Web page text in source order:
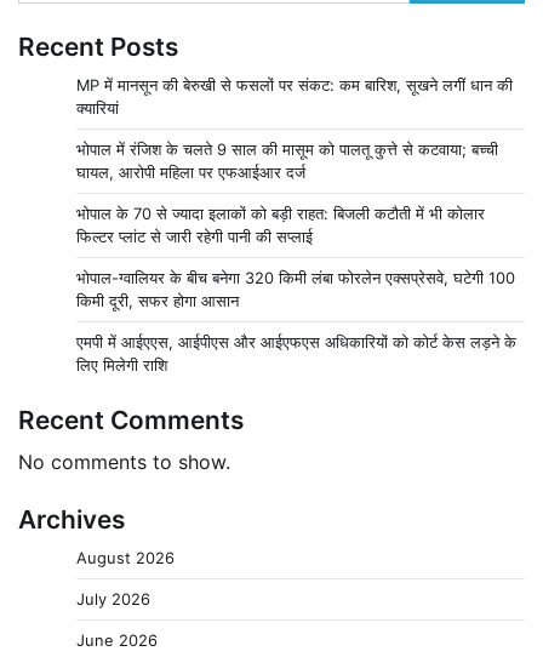
Recent Posts
MP में मानसून की बेरुखी से फसलों पर संकट: कम बारिश, सूखने लगीं धान की
क्यारियां
भोपाल में रंजिश के चलते 9 साल की मासूम को पालतू कुत्ते से कटवाया; बच्ची
घायल, आरोपी महिला पर एफआईआर दर्ज
भोपाल के 70 से ज्यादा इलाकों को बड़ी राहत: बिजली कटौती में भी कोलार
फिल्टर प्लांट से जारी रहेगी पानी की सप्लाई
भोपाल-ग्वालियर के बीच बनेगा 320 किमी लंबा फोरलेन एक्सप्रेसवे, घटेगी 100
किमी दूरी, सफर होगा आसान
एमपी में आईएएस, आईपीएस और आईएफएस अधिकारियों को कोर्ट केस लड़ने के
लिए मिलेगी राशि
Recent Comments
No comments to show.
Archives
August 2026
July 2026
June 2026